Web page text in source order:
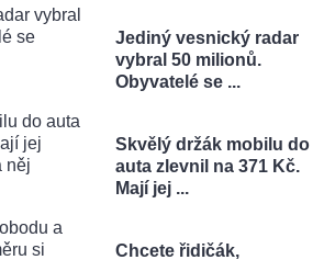
Jediný vesnický radar
vybral 50 milionů.
Obyvatelé se ...
Skvělý držák mobilu do
auta zlevnil na 371 Kč.
Mají jej ...
Chcete řidičák,